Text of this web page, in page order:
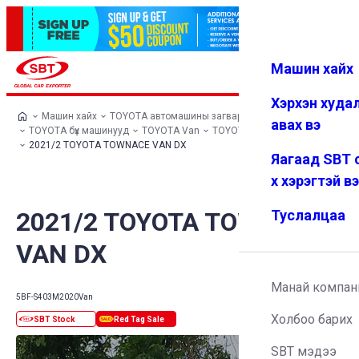
Дуртай Цэс
Машин хайх
Хэрхэн
авах вэ
Яагаад SBT
х хэрэгтэй
Туслалцаа
Манай
Холбоо барих
SBT мэдээ
Машин хайх
TOYOTA автомашины загварууд
TOYOTA бүх машинууд
TOYOTA Van
TOYOTA TOWNACE VAN
2021/2 TOYOTA TOWNACE VAN DX
2021/2 TOYOTA TOWNACE
VAN DX
5BF-S403M2020Van